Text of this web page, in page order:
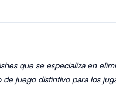
que se especializa en
juego distintivo para los